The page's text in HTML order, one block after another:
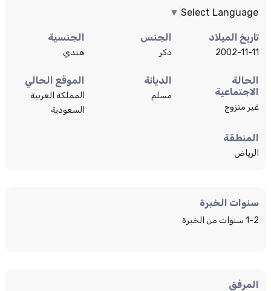
Select Language
▼
تاريخ الميلاد
2002-11-11
الجنس
ذكر
الجنسية
هندي
الحالة
الاجتماعية
غير متزوج
الديانة
مسلم
الموقع الحالي
المملكة العربية
السعودية
المنطقة
الرياض
سنوات الخبرة
1-2 سنوات من الخبرة
المرفق